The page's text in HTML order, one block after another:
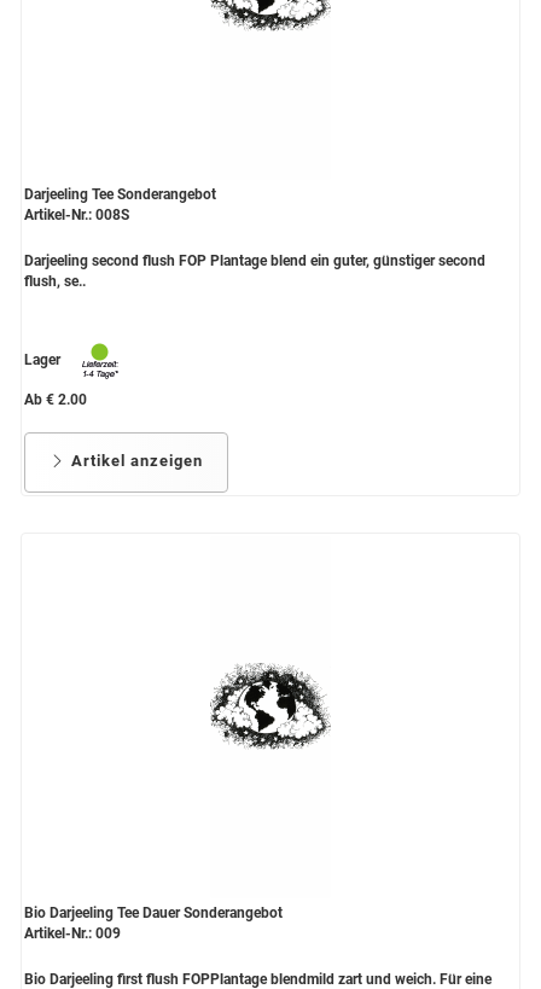
Darjeeling Tee Sonderangebot
Artikel-Nr.: 008S
Darjeeling second flush FOP Plantage blend ein guter, günstiger second
flush, se..
Lager
Ab € 2.00
Artikel anzeigen
Bio Darjeeling Tee Dauer Sonderangebot
Artikel-Nr.: 009
Bio Darjeeling first flush FOPPlantage blendmild zart und weich. Für eine